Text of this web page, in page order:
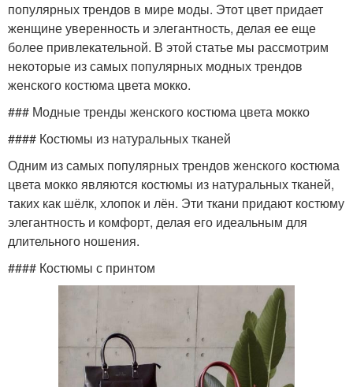
популярных трендов в мире моды. Этот цвет придает
женщине уверенность и элегантность, делая ее еще
более привлекательной. В этой статье мы рассмотрим
некоторые из самых популярных модных трендов
женского костюма цвета мокко.
### Модные тренды женского костюма цвета мокко
#### Костюмы из натуральных тканей
Одним из самых популярных трендов женского костюма
цвета мокко являются костюмы из натуральных тканей,
таких как шёлк, хлопок и лён. Эти ткани придают костюму
элегантность и комфорт, делая его идеальным для
длительного ношения.
#### Костюмы с принтом